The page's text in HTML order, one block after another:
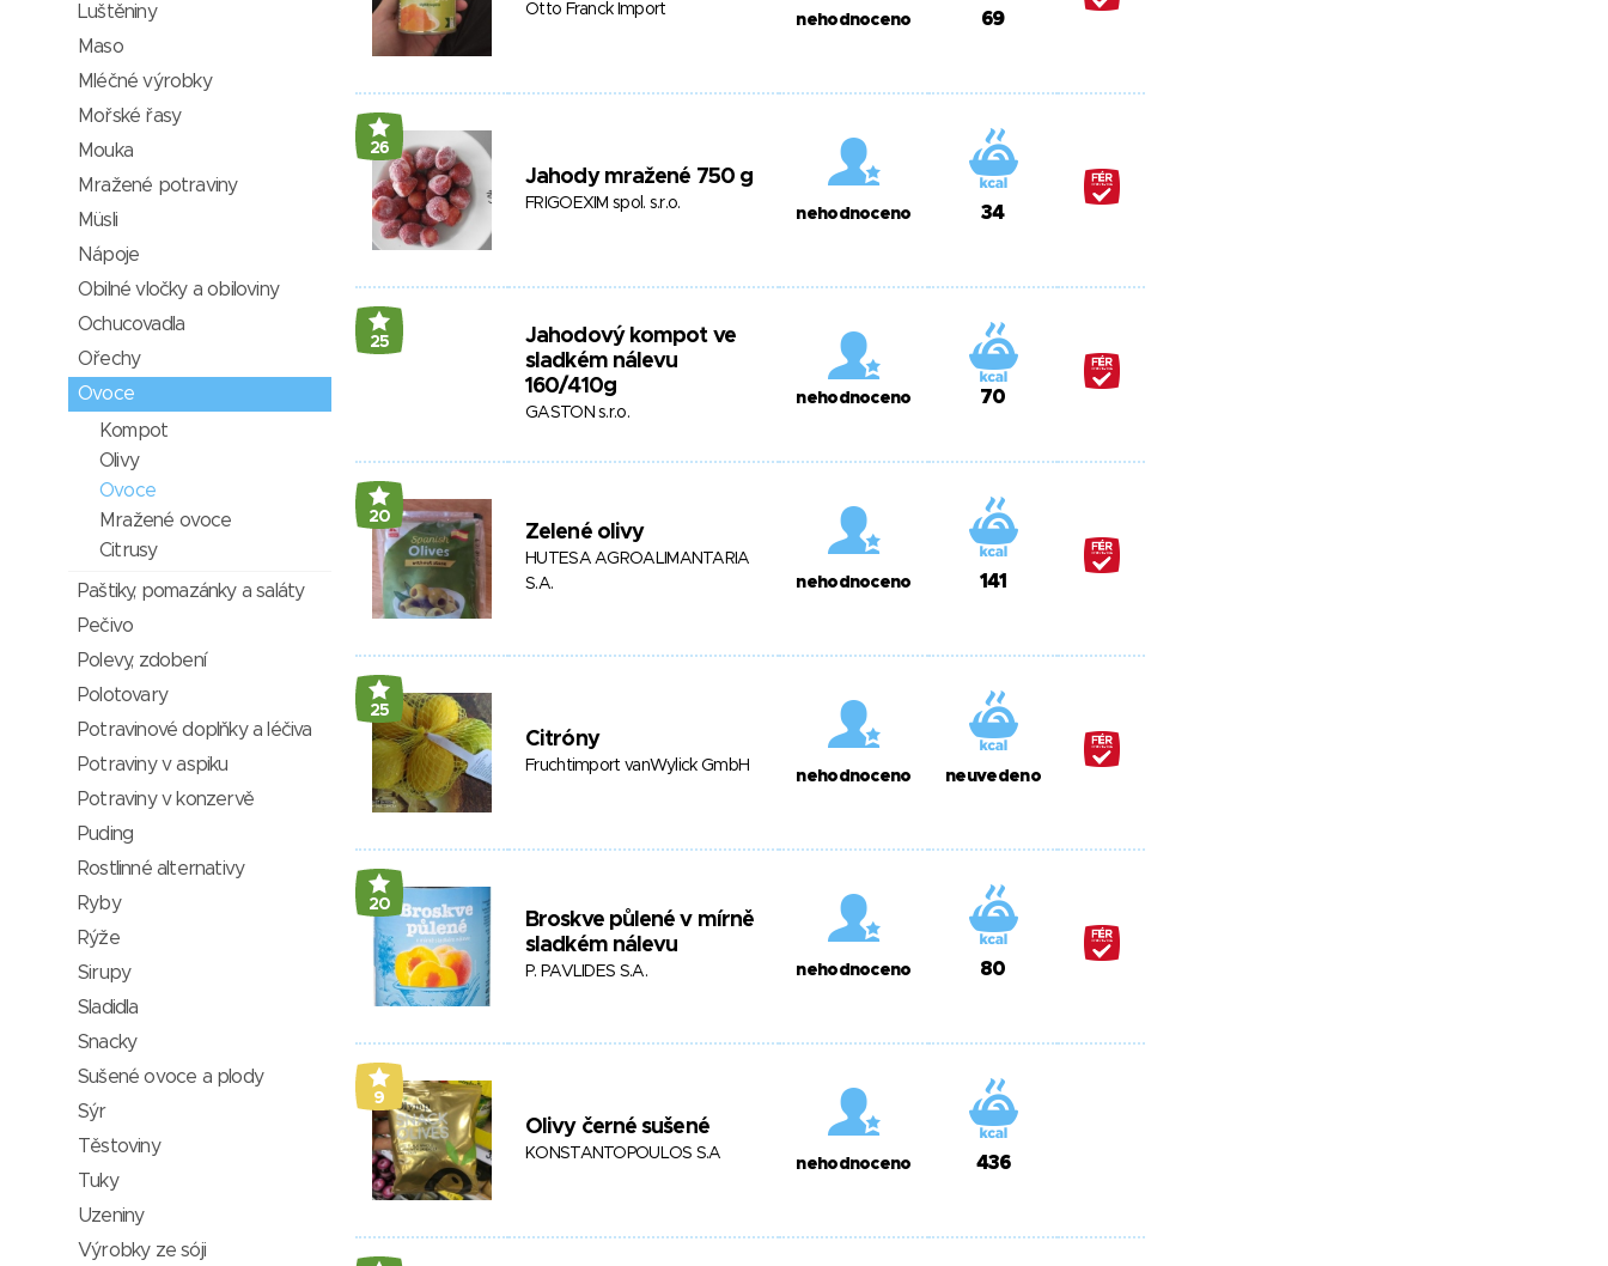
Otto Franck Import
nehodnoceno 69
26
Jahody mražené 750 g
FRIGOEXIM spol. s.r.o.
nehodnoceno 34
25
Jahodový kompot ve
sladkém nálevu
160/410g
GASTON s.r.o.
nehodnoceno 70
20
Zelené olivy
HUTESA AGROALIMANTARIA
S.A.
nehodnoceno 141
25
Citróny
Fruchtimport vanWylick GmbH
nehodnoceno neuvedeno
20
Broskve půlené v mírně
sladkém nálevu
P. PAVLIDES S.A. nehodnoceno 80
9
Olivy černé sušené
KONSTANTOPOULOS S.A
nehodnoceno 436
Luštěniny
Maso
Mléčné výrobky
Mořské řasy
Mouka
Mražené potraviny
Müsli
Nápoje
Obilné vločky a obiloviny
Ochucovadla
Ořechy
Ovoce
Kompot
Olivy
Ovoce
Mražené ovoce
Citrusy
Paštiky, pomazánky a saláty
Pečivo
Polevy, zdobení
Polotovary
Potravinové doplňky a léčiva
Potraviny v aspiku
Potraviny v konzervě
Puding
Rostlinné alternativy
Ryby
Rýže
Sirupy
Sladidla
Snacky
Sušené ovoce a plody
Sýr
Těstoviny
Tuky
Uzeniny
Výrobky ze sóji